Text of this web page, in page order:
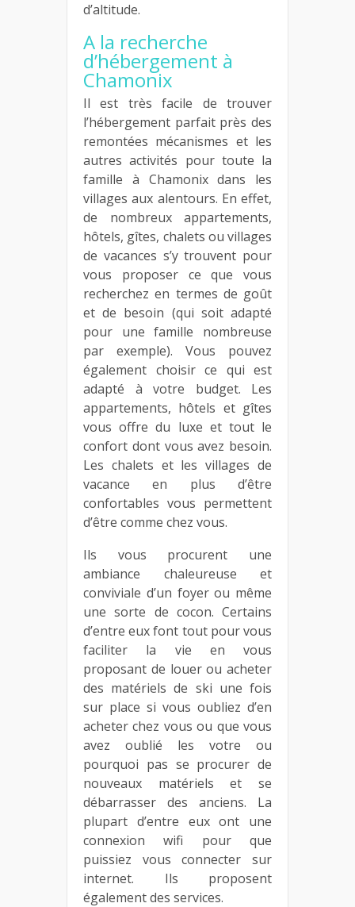
d’altitude.
A la recherche
d’hébergement à
Chamonix
Il est très facile de trouver
l’hébergement parfait près des
remontées mécanismes et les
autres activités pour toute la
famille à Chamonix dans les
villages aux alentours. En effet,
de nombreux appartements,
hôtels, gîtes, chalets ou villages
de vacances s’y trouvent pour
vous proposer ce que vous
recherchez en termes de goût
et de besoin (qui soit adapté
pour une famille nombreuse
par exemple). Vous pouvez
également choisir ce qui est
adapté à votre budget. Les
appartements, hôtels et gîtes
vous offre du luxe et tout le
confort dont vous avez besoin.
Les chalets et les villages de
vacance en plus d’être
confortables vous permettent
d’être comme chez vous.
Ils vous procurent une
ambiance chaleureuse et
conviviale d’un foyer ou même
une sorte de cocon. Certains
d’entre eux font tout pour vous
faciliter la vie en vous
proposant de louer ou acheter
des matériels de ski une fois
sur place si vous oubliez d’en
acheter chez vous ou que vous
avez oublié les votre ou
pourquoi pas se procurer de
nouveaux matériels et se
débarrasser des anciens. La
plupart d’entre eux ont une
connexion wifi pour que
puissiez vous connecter sur
internet. Ils proposent
également des services.